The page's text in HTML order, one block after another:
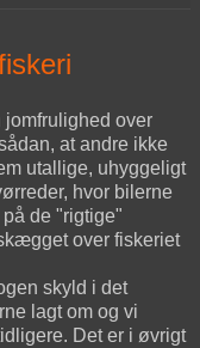
jomfrulighed over
at andre ikke
utallige, uhyggeligt
hvor bilerne
de "rigtige"
over fiskeriet
skyld i det
lagt om og vi
Det er i øvrigt